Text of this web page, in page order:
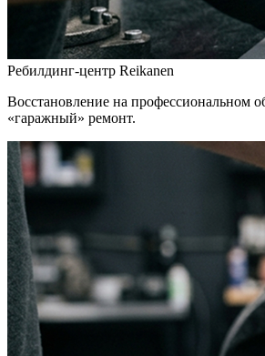
Ребилдинг-центр Reikanen
Восстановление на профессиональном
«гаражный» ремонт.